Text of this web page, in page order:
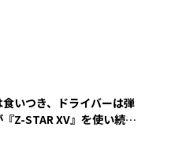
食いつき、ドライバーは弾
Z-STAR XV』を使い続け